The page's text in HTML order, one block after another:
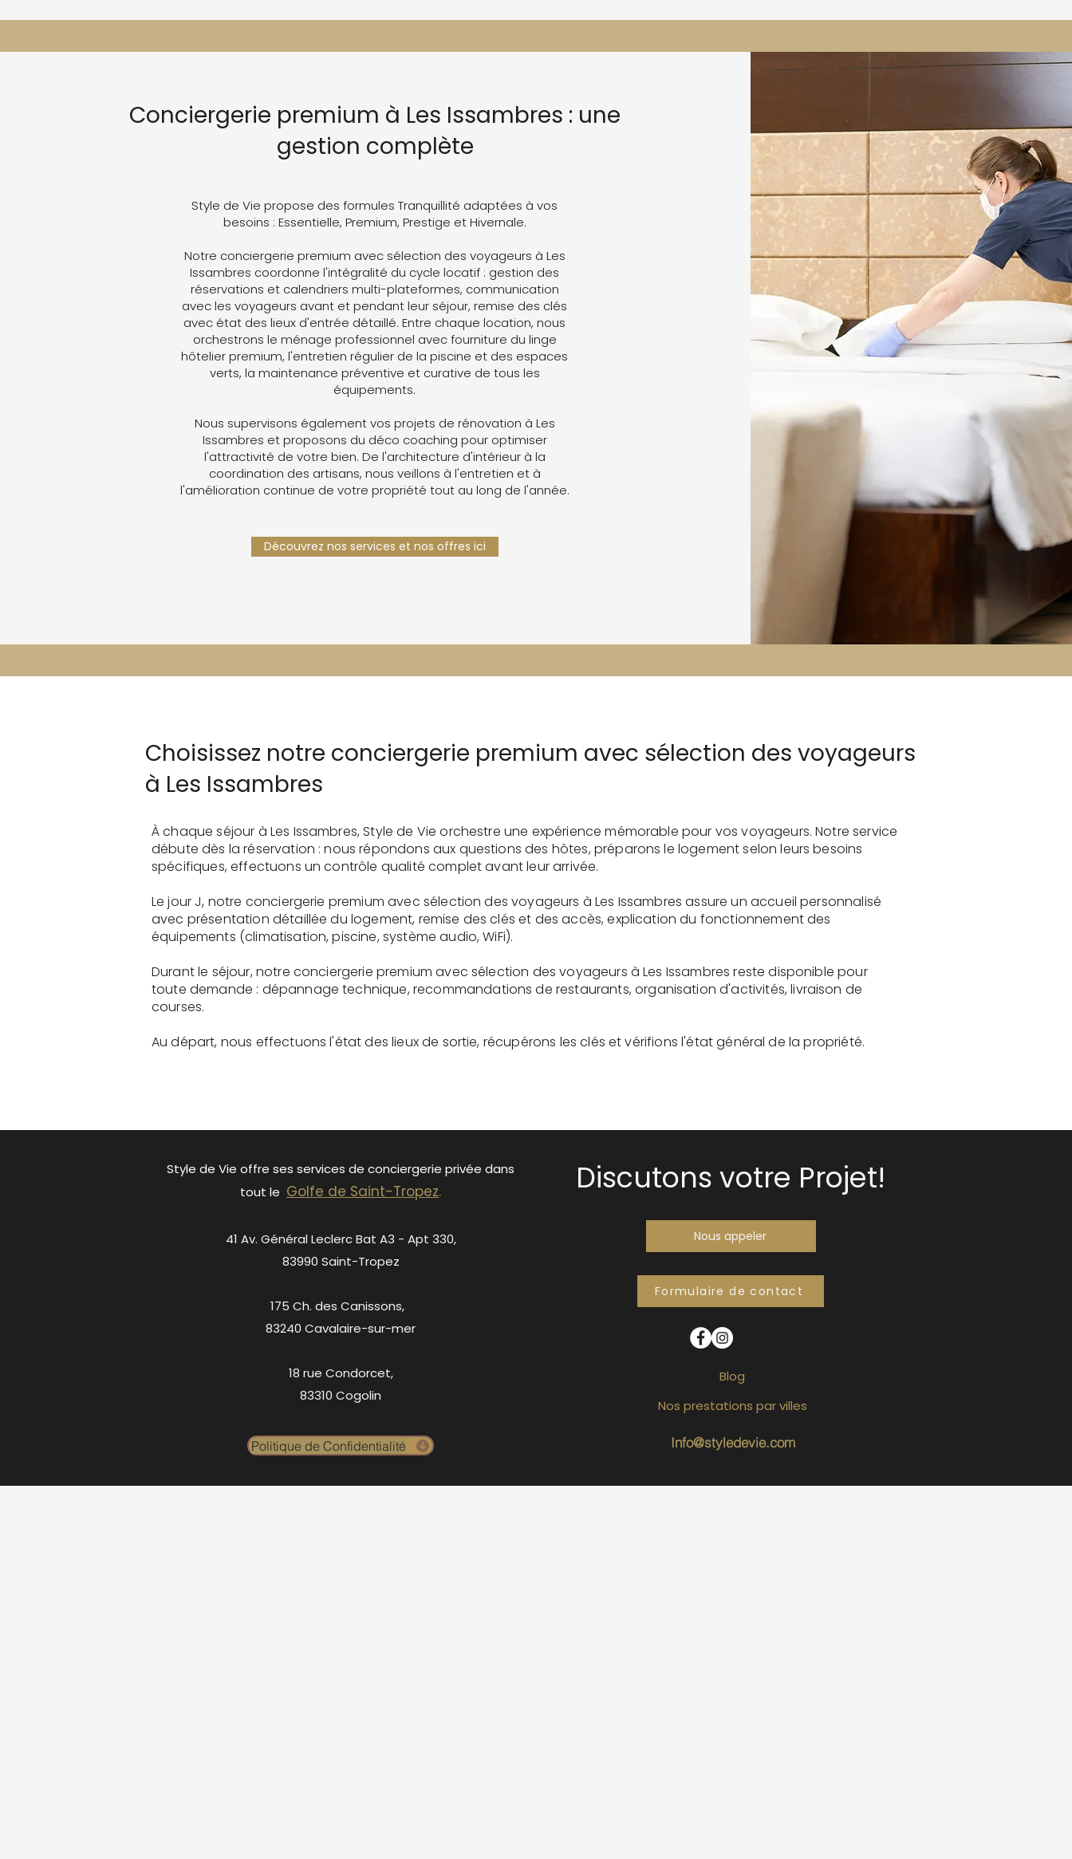
Conciergerie premium à Les Issambres : une
gestion complète
Style de Vie propose des formules Tranquillité adaptées à vos
besoins : Essentielle, Premium, Prestige et Hivernale.
Notre conciergerie premium avec sélection des voyageurs à Les
Issambres coordonne l'intégralité du cycle locatif : gestion des
réservations et calendriers multi-plateformes, communication
avec les voyageurs avant et pendant leur séjour, remise des clés
avec état des lieux d'entrée détaillé. Entre chaque location, nous
orchestrons le ménage professionnel avec fourniture du linge
hôtelier premium, l'entretien régulier de la piscine et des espaces
verts, la maintenance préventive et curative de tous les
équipements.
Nous supervisons également vos projets de rénovation à Les
Issambres et proposons du déco coaching pour optimiser
l'attractivité de votre bien. De l'architecture d'intérieur à la
coordination des artisans, nous veillons à l'entretien et à
l'amélioration continue de votre propriété tout au long de l'année.
Découvrez nos services et nos offres ici
Choisissez notre conciergerie premium avec sélection des voyageurs
à Les Issambres
À chaque séjour à Les Issambres, Style de Vie orchestre une expérience mémorable pour vos voyageurs. Notre service
débute dès la réservation : nous répondons aux questions des hôtes, préparons le logement selon leurs besoins
spécifiques, effectuons un contrôle qualité complet avant leur arrivée.
Le jour J, notre conciergerie premium avec sélection des voyageurs à Les Issambres assure un accueil personnalisé
avec présentation détaillée du logement, remise des clés et des accès, explication du fonctionnement des
équipements (climatisation, piscine, système audio, WiFi).
Durant le séjour, notre conciergerie premium avec sélection des voyageurs à Les Issambres reste disponible pour
toute demande : dépannage technique, recommandations de restaurants, organisation d'activités, livraison de
courses.
Au départ, nous effectuons l'état des lieux de sortie, récupérons les clés et vérifions l'état général de la propriété.
Style de Vie offre ses services de conciergerie privée dans
tout le Golfe de Saint-Tropez.
41 Av. Général Leclerc Bat A3 - Apt 330,
83990 Saint-Tropez
175 Ch. des Canissons,
83240 Cavalaire-sur-mer
18 rue Condorcet,
83310 Cogolin
Politique de Confidentialité
Discutons votre Projet!
Nous appeler
Formulaire de contact
Blog
Info@styledevie.com
Nos prestations par villes